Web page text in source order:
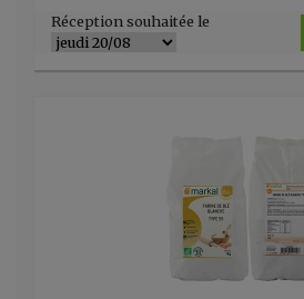
Réception souhaitée le